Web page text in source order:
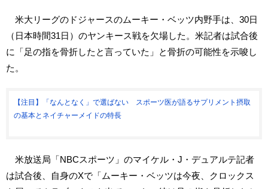
米大リーグのドジャースのムーキー・ベッツ内野手は、30日
（日本時間31日）のヤンキース戦を欠場した。米記者は試合後
に「足の指を骨折したと言っていた」と骨折の可能性を示唆し
た。
【注目】「なんとなく」で選ばない スポーツ医が語るサプリメント摂取
の基本とネイチャーメイドの特長
米放送局「NBCスポーツ」のマイケル・J・デュアルテ記者
は試合後、自身のXで「ムーキー・ベッツは今夜、クロックス